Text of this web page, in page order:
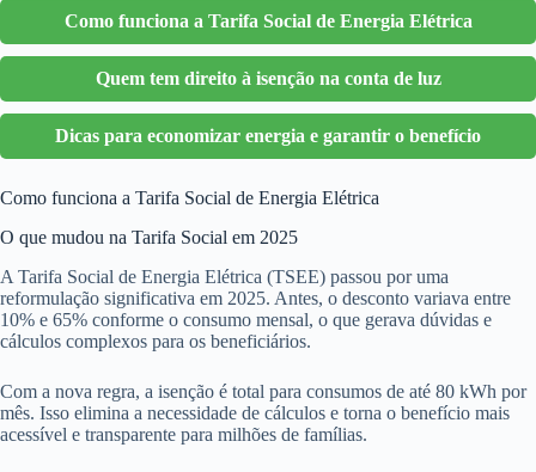
Como funciona a Tarifa Social de Energia Elétrica
Quem tem direito à isenção na conta de luz
Dicas para economizar energia e garantir o benefício
Como funciona a Tarifa Social de Energia Elétrica
O que mudou na Tarifa Social em 2025
A Tarifa Social de Energia Elétrica (TSEE) passou por uma
reformulação significativa em 2025. Antes, o desconto variava entre
10% e 65% conforme o consumo mensal, o que gerava dúvidas e
cálculos complexos para os beneficiários.
Com a nova regra, a isenção é total para consumos de até 80 kWh por
mês. Isso elimina a necessidade de cálculos e torna o benefício mais
acessível e transparente para milhões de famílias.